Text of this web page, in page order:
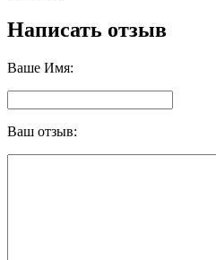
Написать отзыв
Ваше Имя:
Ваш отзыв: